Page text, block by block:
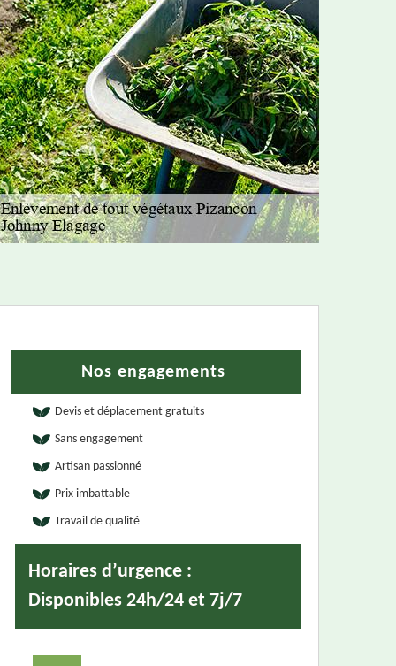
Nos engagements
Devis et déplacement gratuits
Sans engagement
Artisan passionné
Prix imbattable
Travail de qualité
Horaires d’urgence :
Disponibles 24h/24 et 7j/7